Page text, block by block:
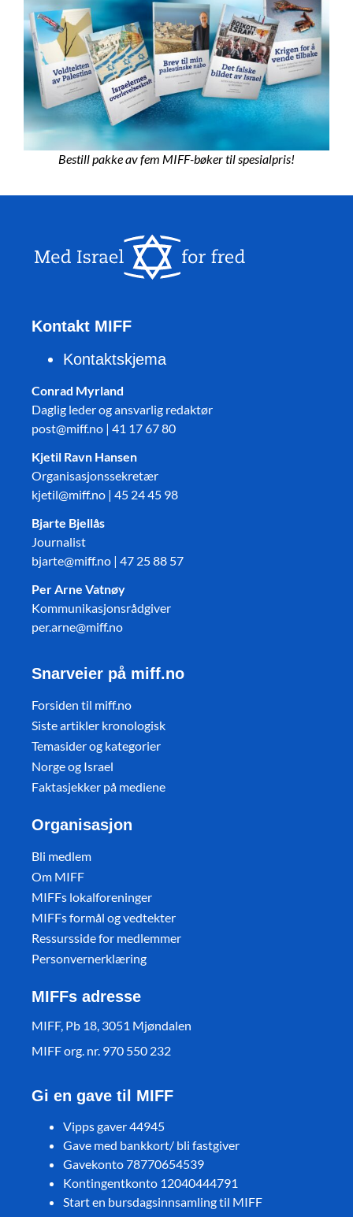
Bestill pakke av fem MIFF-bøker til spesialpris!
Kontakt MIFF
Kontaktskjema
Conrad Myrland
Daglig leder og ansvarlig redaktør
post@miff.no | 41 17 67 80
Kjetil Ravn Hansen
Organisasjonssekretær
kjetil@miff.no | 45 24 45 98
Bjarte Bjellås
Journalist
bjarte@miff.no | 47 25 88 57
Per Arne Vatnøy
Kommunikasjonsrådgiver
per.arne@miff.no
Snarveier på miff.no
Forsiden til miff.no
Siste artikler kronologisk
Temasider og kategorier
Norge og Israel
Faktasjekker på mediene
Organisasjon
Bli medlem
Om MIFF
MIFFs lokalforeninger
MIFFs formål og vedtekter
Ressursside for medlemmer
Personvernerklæring
MIFFs adresse
MIFF, Pb 18, 3051 Mjøndalen
MIFF org. nr. 970 550 232
Gi en gave til MIFF
Vipps gaver 44945
Gave med bankkort/ bli fastgiver
Gavekonto 78770654539
Kontingentkonto 12040444791
Start en bursdagsinnsamling til MIFF